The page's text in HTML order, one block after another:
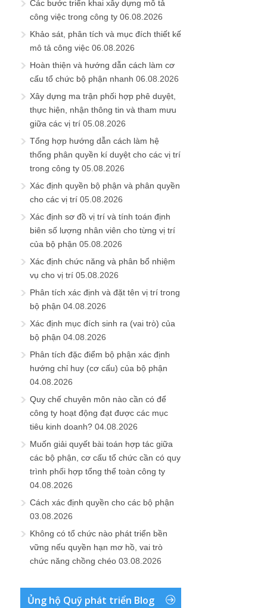
Các bước triển khai xây dựng mô tả
công việc trong công ty 06.08.2026
Khảo sát, phân tích và mục đích thiết kế
mô tả công việc 06.08.2026
Hoàn thiện và hướng dẫn cách làm cơ
cấu tổ chức bộ phận nhanh 06.08.2026
Xây dựng ma trận phối hợp phê duyệt,
thực hiện, nhận thông tin và tham mưu
giữa các vị trí 05.08.2026
Tổng hợp hướng dẫn cách làm hệ
thống phân quyền kí duyệt cho các vị trí
trong công ty 05.08.2026
Xác định quyền bộ phận và phân quyền
cho các vị trí 05.08.2026
Xác định sơ đồ vị trí và tính toán định
biên số lượng nhân viên cho từng vị trí
của bộ phận 05.08.2026
Xác định chức năng và phân bổ nhiệm
vụ cho vị trí 05.08.2026
Phân tích xác định và đặt tên vị trí trong
bộ phận 04.08.2026
Xác định mục đích sinh ra (vai trò) của
bộ phận 04.08.2026
Phân tích đặc điểm bộ phận xác định
hướng chỉ huy (cơ cấu) của bộ phận
04.08.2026
Quy chế chuyên môn nào cần có để
công ty hoạt động đạt được các mục
tiêu kinh doanh? 04.08.2026
Muốn giải quyết bài toán hợp tác giữa
các bộ phận, cơ cấu tổ chức cần có quy
trình phối hợp tổng thể toàn công ty
04.08.2026
Cách xác định quyền cho các bộ phận
03.08.2026
Không có tổ chức nào phát triển bền
vững nếu quyền hạn mơ hồ, vai trò
chức năng chồng chéo 03.08.2026
Ủng hộ Quỹ phát triển Blog